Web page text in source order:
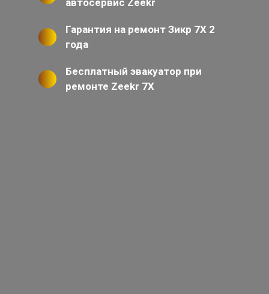
автосервис Zeekr
Гарантия на ремонт Зикр 7Х 2
года
Бесплатный эвакуатор при
ремонте Zeekr 7X